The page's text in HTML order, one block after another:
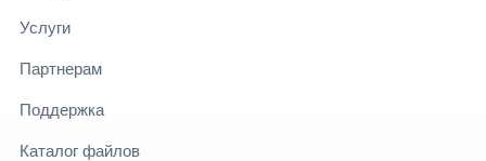
Услуги
Партнерам
Поддержка
Каталог файлов